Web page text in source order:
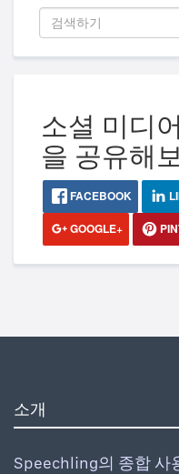
소셜 미디
을 공유해
FACEBOOK
GOOGLE+
소개
Speechling의 종합 사